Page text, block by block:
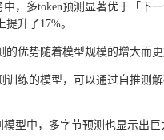
，多token预测显著优于「下
升了17%。
的优势随着模型规模的增大而
训练的模型，可以通过自推测
型中，多字节预测也显示出巨